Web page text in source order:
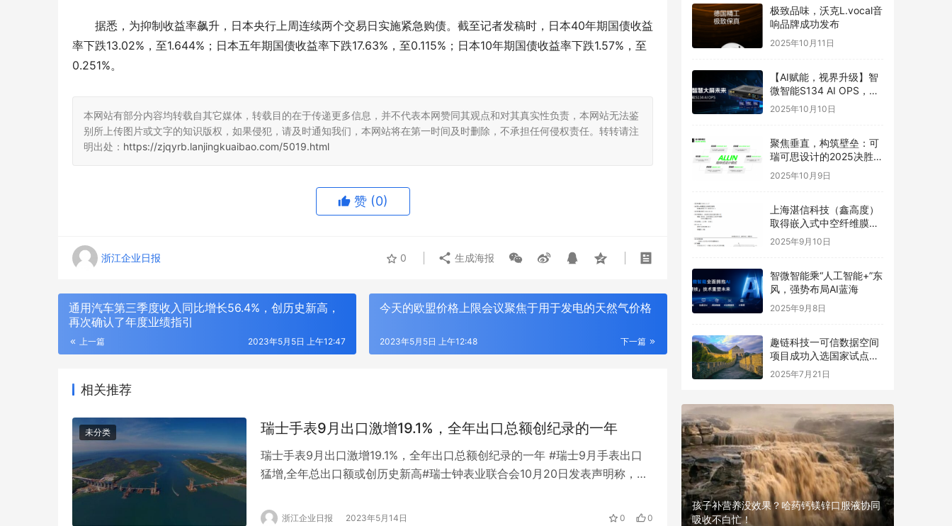
据悉，为抑制收益率飙升，日本央行上周连续两个交易日实施紧急购债。截至记者发稿时，日本40年期国债收益
率下跌13.02%，至1.644%；日本五年期国债收益率下跌17.63%，至0.115%；日本10年期国债收益率下跌1.57%，至
0.251%。
本网站有部分内容均转载自其它媒体，转载目的在于传递更多信息，并不代表本网赞同其观点和对其真实性负责，本网站无法鉴
别所上传图片或文字的知识版权，如果侵犯，请及时通知我们，本网站将在第一时间及时删除，不承担任何侵权责任。转转请注
明出处： https://zjqyrb.lanjingkuaibao.com/5019.html
赞 (0)
浙江企业日报 0 生成海报
通用汽车第三季度收入同比增长56.4%，创历史新高，
再次确认了年度业绩指引
上一篇 2023年5月5日 上午12:47
今天的欧盟价格上限会议聚焦于用于发电的天然气价格
下一篇
2023年5月5日 上午12:48
相关推荐
未分类 瑞士手表9月出口激增19.1%，全年出口总额创纪录的一年
瑞士手表9月出口激增19.1%，全年出口总额创纪录的一年 #瑞士9月手表出口
猛增,全年总出口额或创历史新高#瑞士钟表业联合会10月20日发表声明称，今
最好的月份之一。 今年前9个月，手表出口额达181亿法郎，同比增长12.6%。
浙江企业日报 2023年5月14日 0 0
极致品味，沃克L.vocal音
响品牌成功发布
2025年10月11日
【AI赋能，视界升级】智
微智能S134 AI OPS，重
构智慧大屏未来
2025年10月10日
聚焦垂直，构筑壁垒：可
瑞可思设计的2025决胜之
道
2025年10月9日
上海湛信科技（鑫高度）
取得嵌入式中空纤维膜喷
丝头发明专利
2025年9月10日
智微智能乘“人工智能+”东
风，强势布局AI蓝海
2025年9月8日
趣链科技一可信数据空间
项目成功入选国家试点名
单
2025年7月21日
格轮廓
孩子补营养没效果？哈药钙镁锌口服液协同
吸收不白忙！